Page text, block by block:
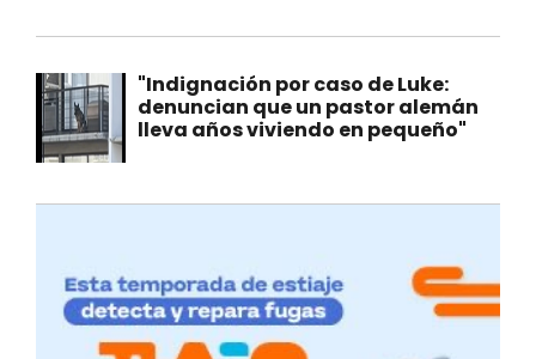
"Indignación por caso de Luke:
denuncian que un pastor alemán
lleva años viviendo en pequeño"